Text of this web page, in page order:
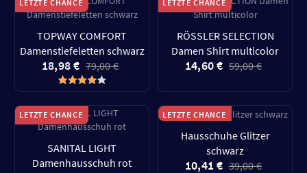
LETZTE CHANCE
TOPWAY COMFORT
Damenstiefeletten schwarz
18,98 € 79,00 €
LETZTE CHANCE
RÖSSLER SELECTION
Damen Shirt multicolor
14,60 € 59,00 €
LETZTE CHANCE
SANITAL LIGHT
Damenhausschuh rot
LETZTE CHANCE
Hausschuhe Glitzer
schwarz
10,41 € 39,00 €